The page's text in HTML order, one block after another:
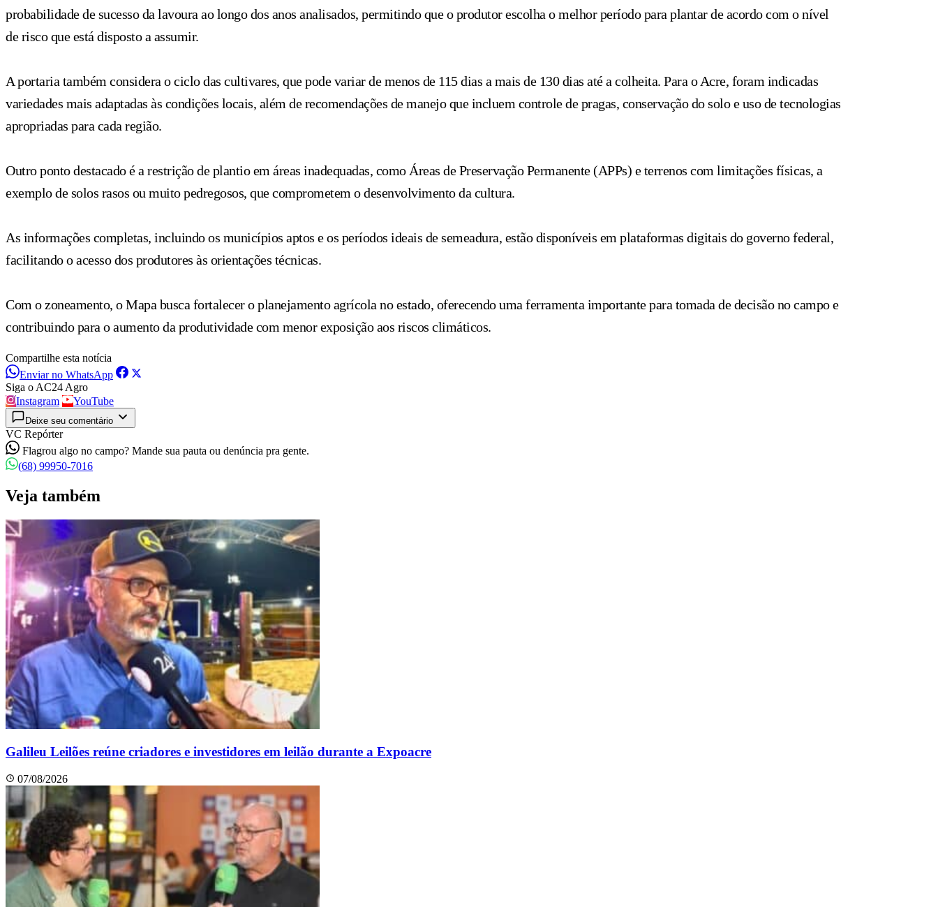
probabilidade de sucesso da lavoura ao longo dos anos analisados, permitindo que o produtor escolha o melhor período para plantar de acordo com o nível
de risco que está disposto a assumir.
A portaria também considera o ciclo das cultivares, que pode variar de menos de 115 dias a mais de 130 dias até a colheita. Para o Acre, foram indicadas
variedades mais adaptadas às condições locais, além de recomendações de manejo que incluem controle de pragas, conservação do solo e uso de tecnologias
apropriadas para cada região.
Outro ponto destacado é a restrição de plantio em áreas inadequadas, como Áreas de Preservação Permanente (APPs) e terrenos com limitações físicas, a
exemplo de solos rasos ou muito pedregosos, que comprometem o desenvolvimento da cultura.
As informações completas, incluindo os municípios aptos e os períodos ideais de semeadura, estão disponíveis em plataformas digitais do governo federal,
facilitando o acesso dos produtores às orientações técnicas.
Com o zoneamento, o Mapa busca fortalecer o planejamento agrícola no estado, oferecendo uma ferramenta importante para tomada de decisão no campo e
contribuindo para o aumento da produtividade com menor exposição aos riscos climáticos.
Compartilhe esta notícia
Enviar no WhatsApp
Siga o AC24 Agro
Instagram
YouTube
Deixe seu comentário
VC Repórter
Flagrou algo no campo? Mande sua pauta ou denúncia pra gente.
(68) 99950-7016
Veja também
Galileu Leilões reúne criadores e investidores em leilão durante a Expoacre
07/08/2026